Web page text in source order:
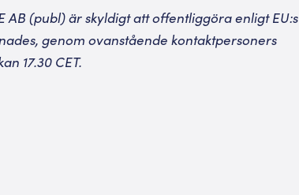
(publ) är skyldigt att offentliggöra enligt EU:s
genom ovanstående kontaktpersoners
17.30 CET.